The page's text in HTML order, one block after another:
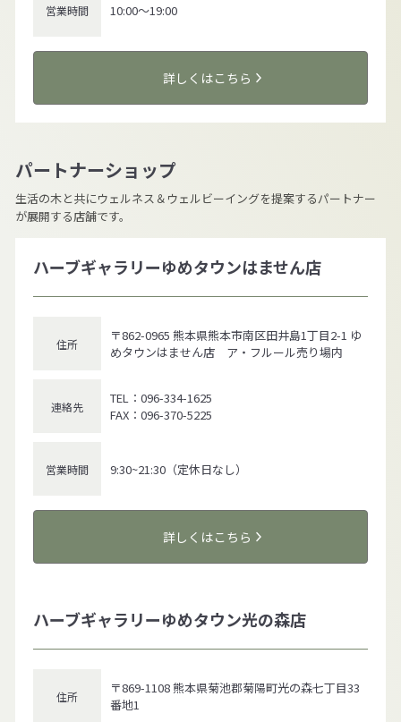
営業時間 10:00～19:00
詳しくはこちら
パートナーショップ
生活の木と共にウェルネス＆ウェルビーイングを提案するパートナー
が展開する店舗です。
ハーブギャラリーゆめタウンはません店
住所
〒862-0965 熊本県熊本市南区田井島1丁目2-1 ゆ
めタウンはません店 ア・フルール売り場内
連絡先
TEL：096-334-1625
FAX：096-370-5225
営業時間 9:30~21:30（定休日なし）
詳しくはこちら
ハーブギャラリーゆめタウン光の森店
住所
〒869-1108 熊本県菊池郡菊陽町光の森七丁目33
番地1